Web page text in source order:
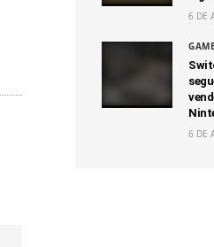
6 DE
6 DE